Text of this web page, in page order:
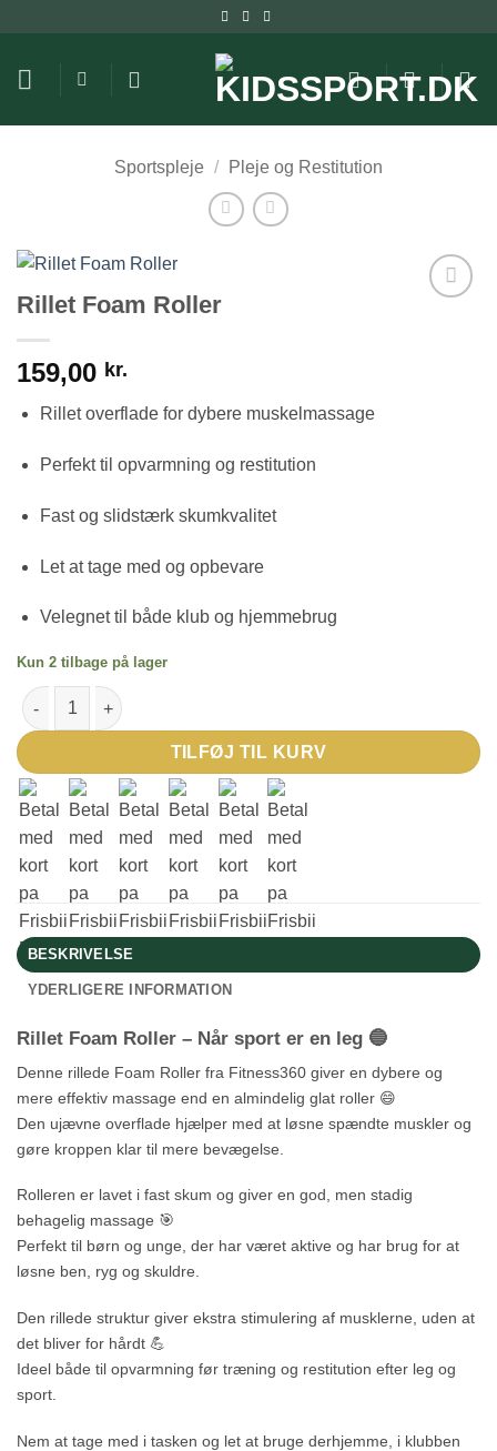
indhold
Sportspleje / Pleje og Restitution
Rillet Foam Roller
159,00 kr.
Rillet overflade for dybere muskelmassage
Perfekt til opvarmning og restitution
Fast og slidstærk skumkvalitet
Let at tage med og opbevare
Velegnet til både klub og hjemmebrug
Kun 2 tilbage på lager
Rillet Foam Roller antal
TILFØJ TIL KURV
BESKRIVELSE
YDERLIGERE INFORMATION
Rillet Foam Roller – Når sport er en leg 🔵
Denne rillede Foam Roller fra Fitness360 giver en dybere og
mere effektiv massage end en almindelig glat roller 😄
Den ujævne overflade hjælper med at løsne spændte muskler og
gøre kroppen klar til mere bevægelse.
Rolleren er lavet i fast skum og giver en god, men stadig
behagelig massage 🎯
Perfekt til børn og unge, der har været aktive og har brug for at
løsne ben, ryg og skuldre.
Den rillede struktur giver ekstra stimulering af musklerne, uden at
det bliver for hårdt 💪
Ideel både til opvarmning før træning og restitution efter leg og
sport.
Nem at tage med i tasken og let at bruge derhjemme, i klubben